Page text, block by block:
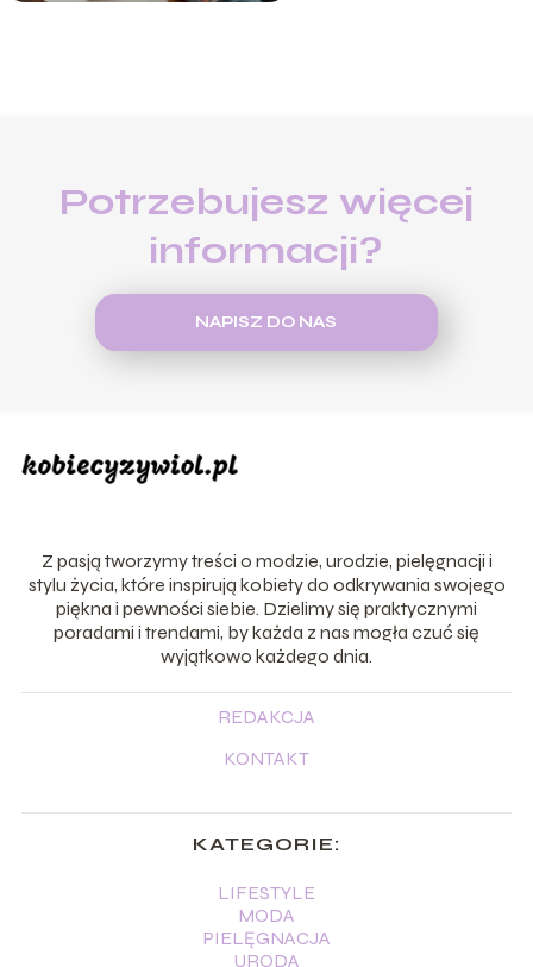
Potrzebujesz więcej
informacji?
NAPISZ DO NAS
Z pasją tworzymy treści o modzie, urodzie, pielęgnacji i
stylu życia, które inspirują kobiety do odkrywania swojego
piękna i pewności siebie. Dzielimy się praktycznymi
poradami i trendami, by każda z nas mogła czuć się
wyjątkowo każdego dnia.
REDAKCJA
KONTAKT
KATEGORIE:
LIFESTYLE
MODA
PIELĘGNACJA
URODA